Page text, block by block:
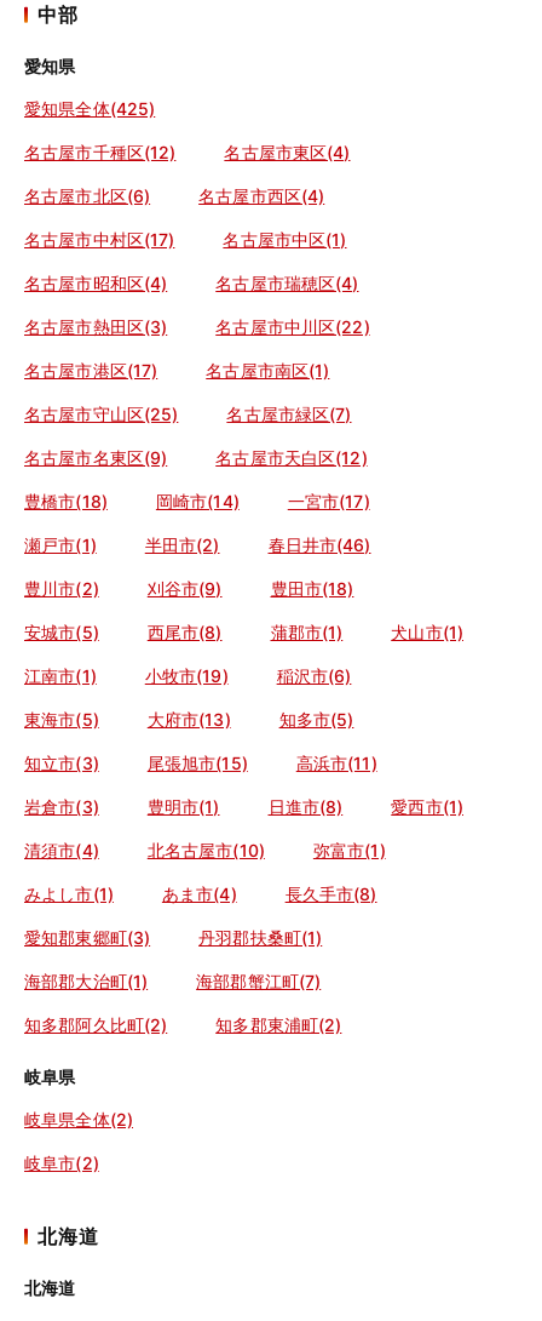
中部
愛知県
愛知県全体(425)
名古屋市千種区(12) 名古屋市東区(4)
名古屋市北区(6) 名古屋市西区(4)
名古屋市中村区(17) 名古屋市中区(1)
名古屋市昭和区(4) 名古屋市瑞穂区(4)
名古屋市熱田区(3) 名古屋市中川区(22)
名古屋市港区(17) 名古屋市南区(1)
名古屋市守山区(25) 名古屋市緑区(7)
名古屋市名東区(9) 名古屋市天白区(12)
豊橋市(18) 岡崎市(14) 一宮市(17)
瀬戸市(1) 半田市(2) 春日井市(46)
豊川市(2) 刈谷市(9) 豊田市(18)
安城市(5) 西尾市(8) 蒲郡市(1) 犬山市(1)
江南市(1) 小牧市(19) 稲沢市(6)
東海市(5) 大府市(13) 知多市(5)
知立市(3) 尾張旭市(15) 高浜市(11)
岩倉市(3) 豊明市(1) 日進市(8) 愛西市(1)
清須市(4) 北名古屋市(10) 弥富市(1)
みよし市(1) あま市(4) 長久手市(8)
愛知郡東郷町(3) 丹羽郡扶桑町(1)
海部郡大治町(1) 海部郡蟹江町(7)
知多郡阿久比町(2) 知多郡東浦町(2)
岐阜県
岐阜県全体(2)
岐阜市(2)
北海道
北海道